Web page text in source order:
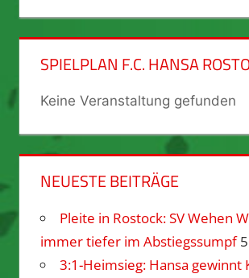
SPIELPLAN F.C. HANSA
Keine Veranstaltung gefunden
NEUESTE BEITRÄGE
Pleite in Rostock: SV Wehen
immer tiefer im Abstiegssumpf
3:1-Heimsieg: Hansa gewinnt